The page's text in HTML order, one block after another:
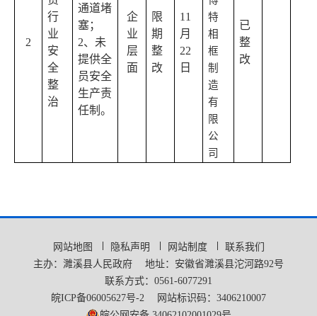
2
行
业
安
全
整
治
通道堵
塞；
2、未
提供全
员安全
生产责
任制。
企
业
层
面
限
期
整
改
11
月
22
日
特
相
框
制
造
有
限
公
司
已
整
改
网站地图 隐私声明 网站制度
联系我们
主办：濉溪县人民政府
地址：安徽省濉溪县沱河路92号
联系方式：0561-6077291
皖ICP备06005627号-2
网站标识码：3406210007